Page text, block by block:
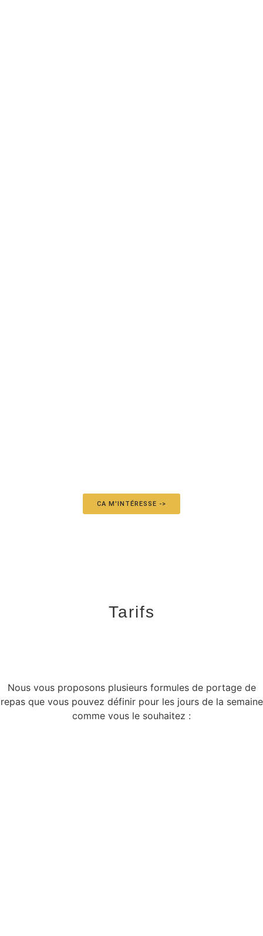
CA M'INTÉRESSE ->
Tarifs
Nous vous proposons plusieurs formules de portage de
repas que vous pouvez définir pour les jours de la semaine
comme vous le souhaitez :